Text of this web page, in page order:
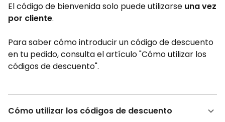
El código de bienvenida solo puede utilizarse una vez
por cliente.
Para saber cómo introducir un código de descuento
en tu pedido, consulta el artículo "Cómo utilizar los
códigos de descuento".
Cómo utilizar los códigos de descuento